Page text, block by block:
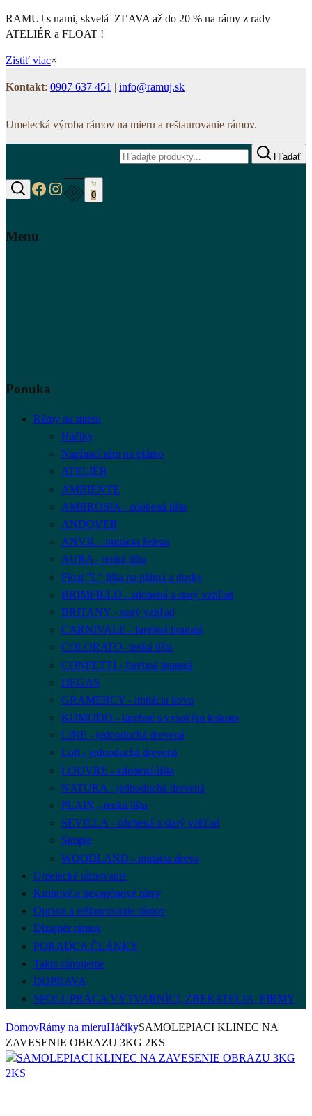
RAMUJ s nami, skvelá ZĽAVA až do 20 % na rámy z rady
ATELIÉR a FLOAT !
Zistiť viac×
Kontakt: 0907 637 451 | info@ramuj.sk
Umelecká výroba rámov na mieru a reštaurovanie rámov.
Hľadať
Hľadať
https://www.facebook.com/www.ramuj.sk
https://www.instagram.com/ramuj.sk
0
Menu
Ponuka
Rámy na mieru
Háčiky
Napínací rám na plátno
ATELIÉR
AMBIENTE
AMBROSIA - zdobená lišta
ANDOVER
ANVIL - imitácia železa
AURA - tenká lišta
Float "L" lišta na plátna a dosky
BRIMFIELD - zdobená a starý vzhľad
BRITANY - starý vzhľad
CARNIVALE - farebná hranatá
COLORATO- tenká lišta
CONFETTI - farebná hranatá
DEGAS
GRAMERCY - imitácia kovu
KOMODO - farebné s vysokým leskom
LINE - jednoduchá drevená
Loft - jednoduchá drevená
LOUVRE - zdobená lišta
NATURA - jednoduchá drevená
PLAIN - tenká lišta
SEVILLA - zdobená a starý vzhľad
Simple
WOODLAND - imitácia dreva
Umelecké rámovanie
Kruhové a hexagónové rámy
Oprava a reštaurovanie rámov
Dizajnér rámov
PORADCA ČLÁNKY
Takto rámujeme
DOPRAVA
SPOLUPRÁCA VÝTVARNÍCI, ZBERATELIA, FIRMY
DomovRámy na mieruHáčikySAMOLEPIACI KLINEC NA
ZAVESENIE OBRAZU 3KG 2KS